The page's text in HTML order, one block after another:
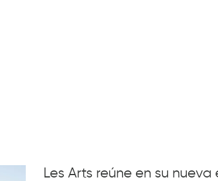
Les Arts reúne en su